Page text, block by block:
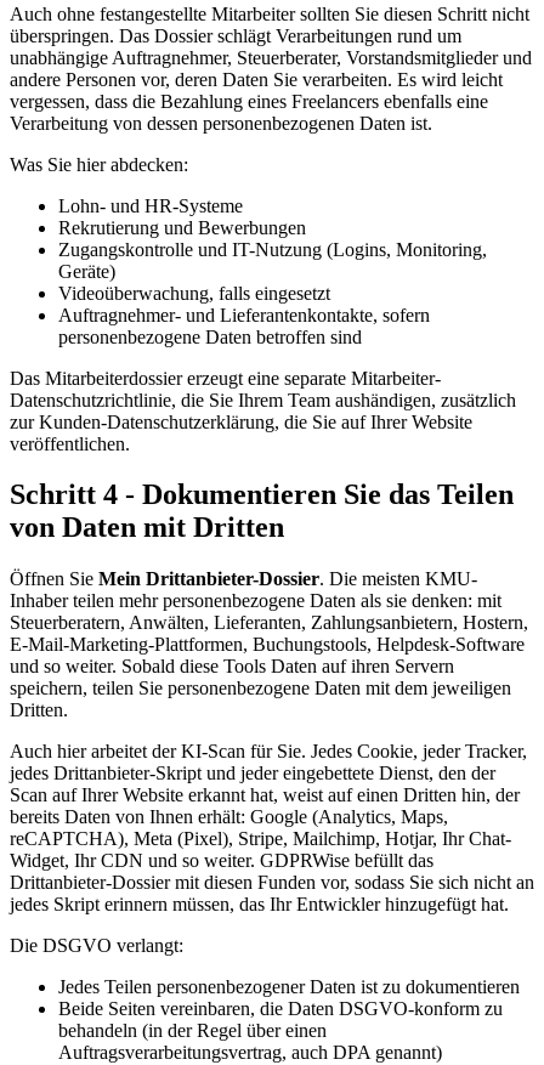
Auch ohne festangestellte Mitarbeiter sollten Sie diesen Schritt nicht
überspringen. Das Dossier schlägt Verarbeitungen rund um
unabhängige Auftragnehmer, Steuerberater, Vorstandsmitglieder und
andere Personen vor, deren Daten Sie verarbeiten. Es wird leicht
vergessen, dass die Bezahlung eines Freelancers ebenfalls eine
Verarbeitung von dessen personenbezogenen Daten ist.
Was Sie hier abdecken:
Lohn- und HR-Systeme
Rekrutierung und Bewerbungen
Zugangskontrolle und IT-Nutzung (Logins, Monitoring,
Geräte)
Videoüberwachung, falls eingesetzt
Auftragnehmer- und Lieferantenkontakte, sofern
personenbezogene Daten betroffen sind
Das Mitarbeiterdossier erzeugt eine separate Mitarbeiter-
Datenschutzrichtlinie, die Sie Ihrem Team aushändigen, zusätzlich
zur Kunden-Datenschutzerklärung, die Sie auf Ihrer Website
veröffentlichen.
Schritt 4 - Dokumentieren Sie das Teilen
von Daten mit Dritten
Öffnen Sie Mein Drittanbieter-Dossier. Die meisten KMU-
Inhaber teilen mehr personenbezogene Daten als sie denken: mit
Steuerberatern, Anwälten, Lieferanten, Zahlungsanbietern, Hostern,
E-Mail-Marketing-Plattformen, Buchungstools, Helpdesk-Software
und so weiter. Sobald diese Tools Daten auf ihren Servern
speichern, teilen Sie personenbezogene Daten mit dem jeweiligen
Dritten.
Auch hier arbeitet der KI-Scan für Sie. Jedes Cookie, jeder Tracker,
jedes Drittanbieter-Skript und jeder eingebettete Dienst, den der
Scan auf Ihrer Website erkannt hat, weist auf einen Dritten hin, der
bereits Daten von Ihnen erhält: Google (Analytics, Maps,
reCAPTCHA), Meta (Pixel), Stripe, Mailchimp, Hotjar, Ihr Chat-
Widget, Ihr CDN und so weiter. GDPRWise befüllt das
Drittanbieter-Dossier mit diesen Funden vor, sodass Sie sich nicht an
jedes Skript erinnern müssen, das Ihr Entwickler hinzugefügt hat.
Die DSGVO verlangt:
Jedes Teilen personenbezogener Daten ist zu dokumentieren
Beide Seiten vereinbaren, die Daten DSGVO-konform zu
behandeln (in der Regel über einen
Auftragsverarbeitungsvertrag, auch DPA genannt)